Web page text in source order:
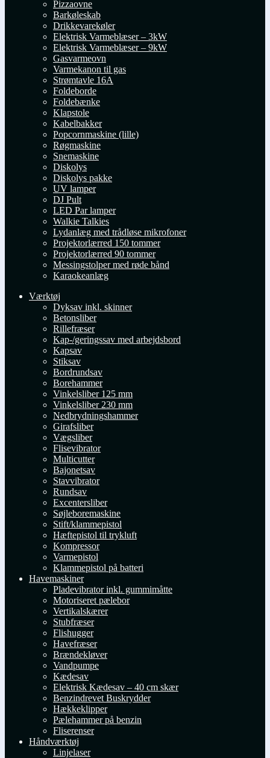
Pizzaovne
Barkøleskab
Drikkevarekøler
Elektrisk Varmeblæser – 3kW
Elektrisk Varmeblæser – 9kW
Gasvarmeovn
Varmekanon til gas
Strømtavle 16A
Foldeborde
Foldebænke
Klapstole
Kabelbakker
Popcornmaskine (lille)
Røgmaskine
Snemaskine
Diskolys
Diskolys pakke
UV lamper
DJ Pult
LED Par lamper
Walkie Talkies
Lydanlæg med trådløse mikrofoner
Projektorlærred 150 tommer
Projektorlærred 90 tommer
Messingstolper med røde bånd
Karaokeanlæg
Værktøj
Dyksav inkl. skinner
Betonsliber
Rillefræser
Kap-/geringssav med arbejdsbord
Kapsav
Stiksav
Bordrundsav
Borehammer
Vinkelsliber 125 mm
Vinkelsliber 230 mm
Nedbrydningshammer
Girafsliber
Vægsliber
Flisevibrator
Multicutter
Bajonetsav
Stavvibrator
Rundsav
Excentersliber
Søjleboremaskine
Stift/klammepistol
Hæftepistol til trykluft
Kompressor
Varmepistol
Klammepistol på batteri
Havemaskiner
Pladevibrator inkl. gummimåtte
Motoriseret pælebor
Vertikalskærer
Stubfræser
Flishugger
Havefræser
Brændekløver
Vandpumpe
Kædesav
Elektrisk Kædesav – 40 cm skær
Benzindrevet Buskrydder
Hækkeklipper
Pælehammer på benzin
Fliserenser
Håndværktøj
Linjelaser